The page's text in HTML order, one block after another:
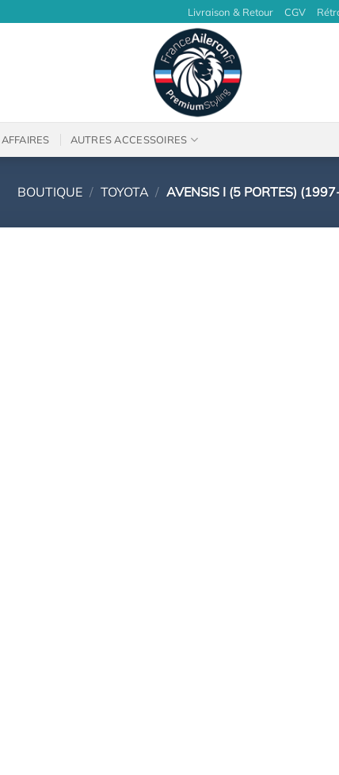
Livraison & Retour CGV
AUTRES ACCESSOIRES
BOUTIQUE / TOYOTA / AVENSIS I (5 PORTES)